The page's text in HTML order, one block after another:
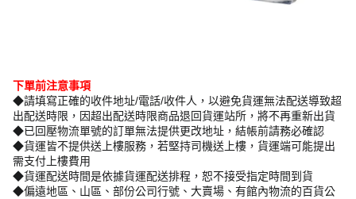
下單前注意事項
◆請填寫正確的收件地址/電話/收件人，以避免貨運無法配送導致超
出配送時限，因超出配送時限商品退回貨運站所，將不再重新出貨
◆已回壓物流單號的訂單無法提供更改地址，結帳前請務必確認
◆貨運皆不提供送上樓服務，若堅持司機送上樓，貨運端可能提出
需支付上樓費用
◆貨運配送時間是依據貨運配送排程，恕不接受指定時間到貨
◆偏遠地區、山區、部份公司行號、大賣場、有館內物流的百貨公